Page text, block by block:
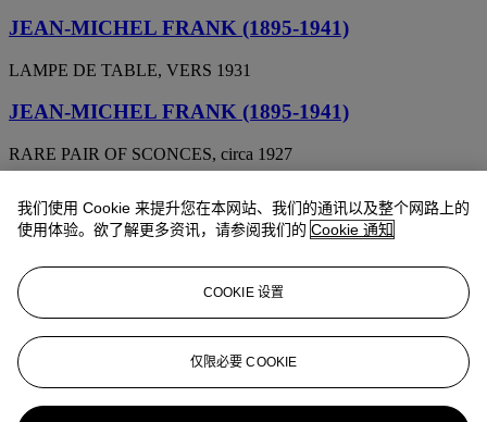
JEAN-MICHEL FRANK (1895-1941)
LAMPE DE TABLE, VERS 1931
JEAN-MICHEL FRANK (1895-1941)
RARE PAIR OF SCONCES, circa 1927
JEAN-MICHEL FRANK (1895-1941)
A 'COLONNE' TABLE LAMP, CIRCA 1931-32
JEAN-MICHEL FRANK (1895-1941)
TABLE BASSE, VERS 1925
JEAN-MICHEL FRANK (1895-1941)
'Diabolo' Side Table, circa 1933
我们使用 Cookie 来提升您在本网站、我们的通讯以及整个网路上的
使用体验。欲了解更多资讯，请参阅我们的 Cookie 通知
COOKIE 设置
仅限必要 COOKIE